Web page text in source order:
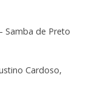
Samba de Preto
Cardoso,